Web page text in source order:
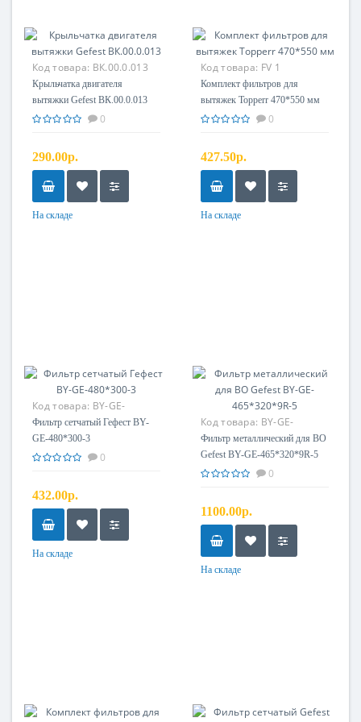
Код товара: ВК.00.0.013
Крыльчатка двигателя
вытяжки Gefest ВК.00.0.013
0
290.00р.
На складе
Код товара: FV 1
Комплект фильтров для
вытяжек Topperr 470*550 мм
0
427.50р.
На складе
Код товара: BY-GE-
480300-3
Фильтр сетчатый Гефест BY-
GE-480*300-3
0
432.00р.
На складе
Код товара: BY-GE-
4653209R-5
Фильтр металлический для ВО
Gefest BY-GE-465*320*9R-5
0
1100.00р.
На складе